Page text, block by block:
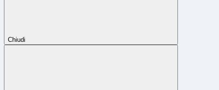
Chiudi